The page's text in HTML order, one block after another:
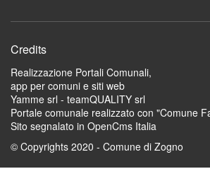
Credits
Realizzazione Portali Comunali,
app per comuni e siti web
Yamme srl - teamQUALITY srl
Portale comunale realizzato con "Comune
Sito segnalato in OpenCms Italia
© Copyrights 2020 - Comune di Zogno